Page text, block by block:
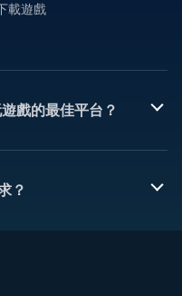
載遊戲
戲的最佳平台？
？